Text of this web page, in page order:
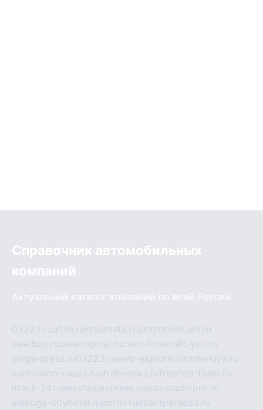
Справочник автомобильных
компаний
Актуальный каталог компаний по всей России
03223.ruufille.rukrasotata.ruprazdnikdushi.ru
veetbox.rucinemapost.ruciam-fr.rukraft-you.ru
mega-press.ru03223.ruweb-explore.ru rastenuya.ru
eurovision-russia.rustrah-news.rufreeride-team.ru
itrack-24.rusexshopexpress.ruautostudiopro.ru
alabuga-cityhotel.rupornv.ruatlantpereezd.ru